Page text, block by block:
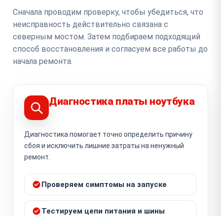
Сначала проводим проверку, чтобы убедиться, что
неисправность действительно связана с
северным мостом. Затем подбираем подходящий
способ восстановления и согласуем все работы до
начала ремонта.
Диагностика платы ноутбука
Диагностика помогает точно определить причину
сбоя и исключить лишние затраты на ненужный
ремонт.
Проверяем симптомы на запуске
Тестируем цепи питания и шины